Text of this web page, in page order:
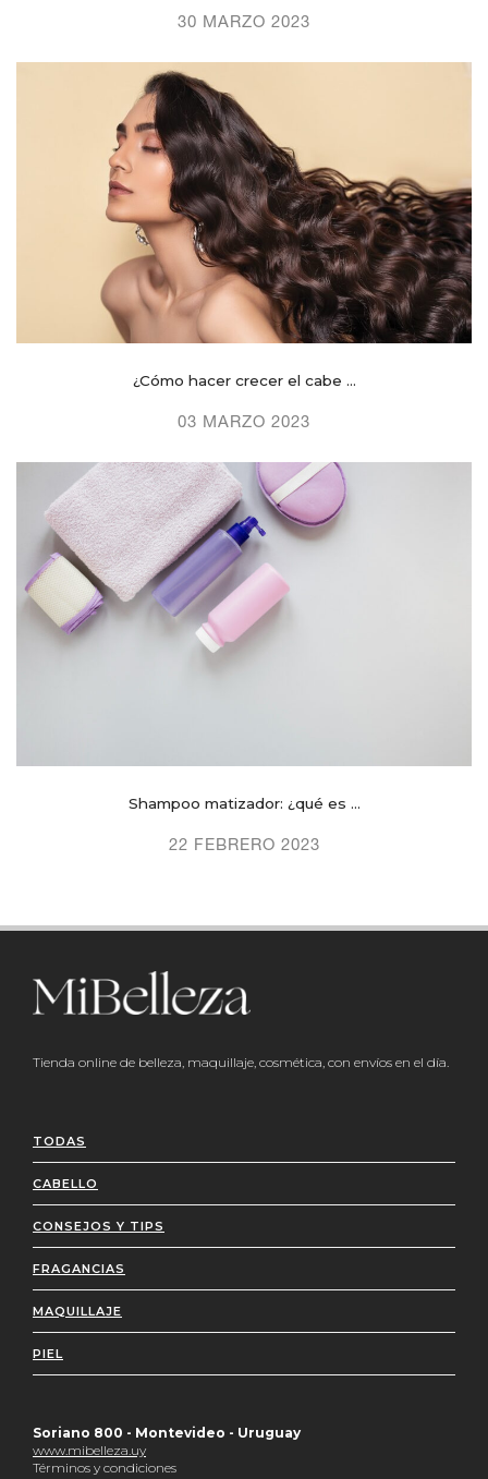
30 MARZO 2023
¿Cómo hacer crecer el cabe ...
03 MARZO 2023
Shampoo matizador: ¿qué es ...
22 FEBRERO 2023
Tienda online de belleza, maquillaje, cosmética, con envíos en el día.
TODAS
CABELLO
CONSEJOS Y TIPS
FRAGANCIAS
MAQUILLAJE
PIEL
Soriano 800 - Montevideo - Uruguay
www.mibelleza.uy
Términos y condiciones